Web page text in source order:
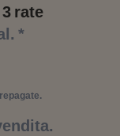
3 rate
*